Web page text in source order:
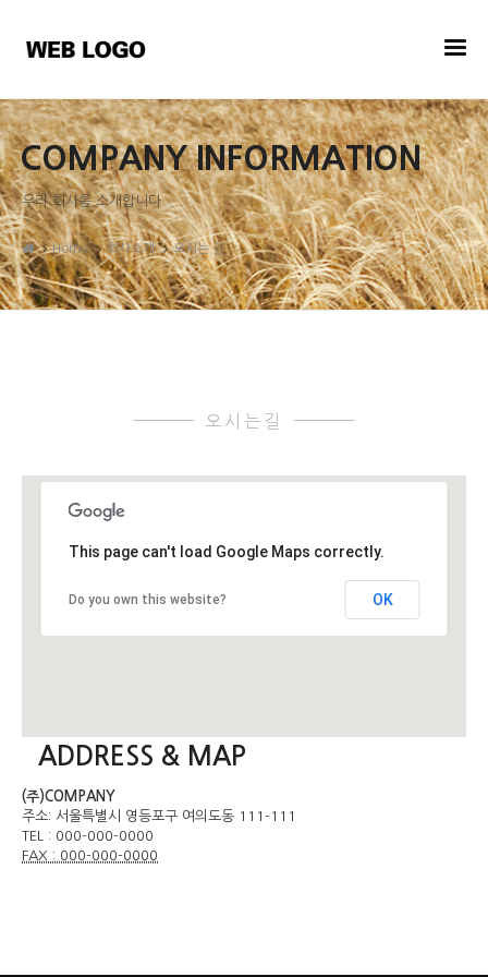
COMPANY INFORMATION
우리 회사를 소개합니다
Home 회사소개 오시는 길
오시는길
This page can't load Google Maps correctly.
Do you own this website? OK
ADDRESS & MAP
(주)COMPANY
주소: 서울특별시 영등포구 여의도동 111-111
TEL : 000-000-0000
FAX : 000-000-0000